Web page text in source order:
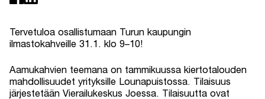
Tervetuloa osallistumaan Turun kaupungin
ilmastokahveille 31.1. klo 9–10!
Aamukahvien teemana on tammikuussa kiertotalouden
mahdollisuudet yrityksille Lounapuistossa. Tilaisuus
järjestetään Vierailukeskus Joessa. Tilaisuutta ovat